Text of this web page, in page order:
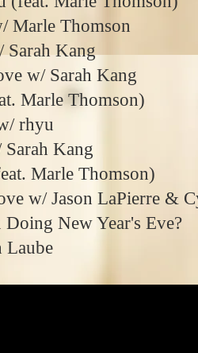
Marle Thomson
Sarah Kang
w/ Sarah Kang
Marle Thomson)
rhyu
Kang
Marle Thomson)
w/ Jason LaPierre &
New Year's Eve?
Laube